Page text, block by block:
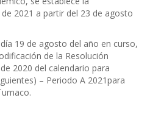
2021 a partir del 23 de agosto
19 de agosto del año en curso,
de la Resolución
2020 del calendario para
– Periodo A 2021para